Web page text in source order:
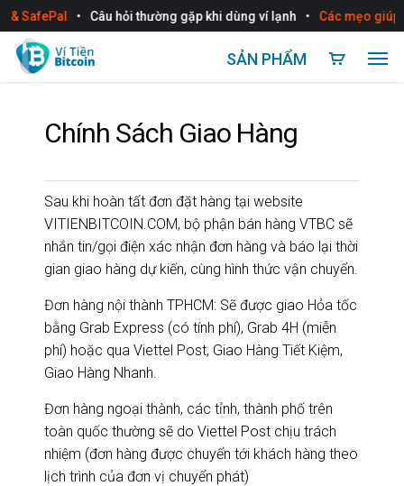
SafePal Câu hỏi thường gặp khi dùng ví lạnh Các mẹo giúp
SẢN PHẨM
Chính Sách Giao Hàng
Sau khi hoàn tất đơn đặt hàng tại website
VITIENBITCOIN.COM, bộ phận bán hàng VTBC sẽ
nhắn tin/gọi điện xác nhận đơn hàng và báo lại thời
gian giao hàng dự kiến, cùng hình thức vận chuyển.
Đơn hàng nội thành TPHCM: Sẽ được giao Hỏa tốc
bằng Grab Express (có tính phí), Grab 4H (miễn
phí) hoặc qua Viettel Post, Giao Hàng Tiết Kiệm,
Giao Hàng Nhanh.
Đơn hàng ngoại thành, các tỉnh, thành phố trên
toàn quốc thường sẽ do Viettel Post chịu trách
nhiệm (đơn hàng được chuyển tới khách hàng theo
lịch trình của đơn vị chuyển phát)